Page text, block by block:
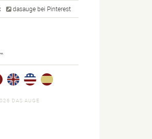
dasauge bei Pinterest
DAS AUGE